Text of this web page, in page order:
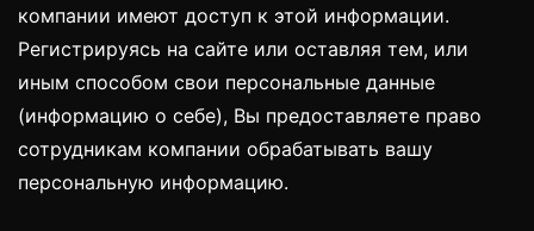
компании имеют доступ к этой информации.
Регистрируясь на сайте или оставляя тем, или
иным способом свои персональные данные
(информацию о себе), Вы предоставляете право
сотрудникам компании обрабатывать вашу
персональную информацию.